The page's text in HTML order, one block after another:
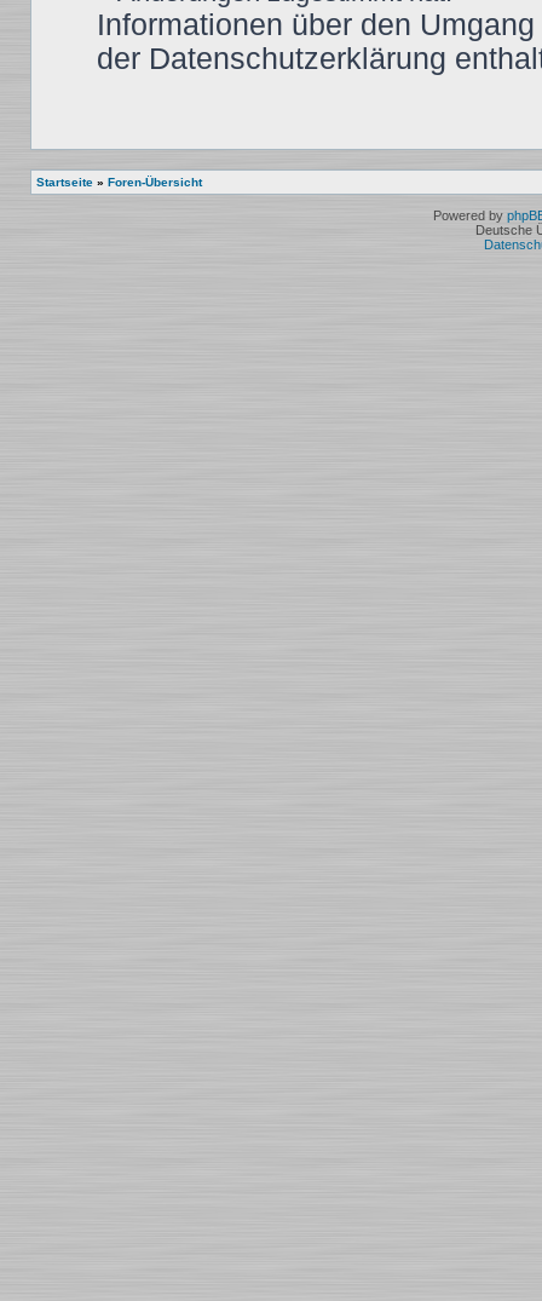
Informationen über den
der Datenschutzerklärung
Startseite » Foren-Übersicht
Powered by
Deutsche